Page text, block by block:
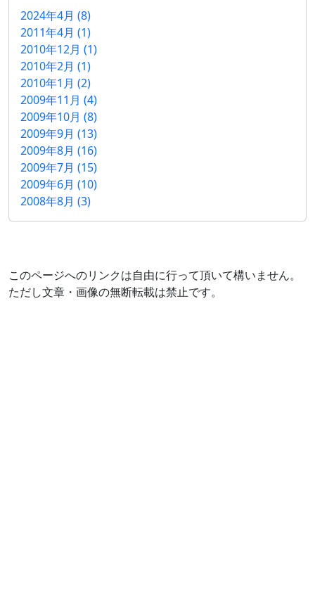
2024年4月 (8)
2011年4月 (1)
2010年12月 (1)
2010年2月 (1)
2010年1月 (2)
2009年11月 (4)
2009年10月 (8)
2009年9月 (13)
2009年8月 (16)
2009年7月 (15)
2009年6月 (10)
2008年8月 (3)
このページへのリンクは自由に行って頂いて構いません。
ただし文章・画像の無断転載は禁止です。